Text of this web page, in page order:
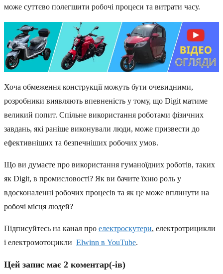
може суттєво полегшити робочі процеси та витрати часу.
Хоча обмеження конструкції можуть бути очевидними,
розробники виявляють впевненість у тому, що Digit матиме
великий попит. Спільне використання роботами фізичних
завдань, які раніше виконували люди, може призвести до
ефективніших та безпечніших робочих умов.
Що ви думаєте про використання гуманоїдних роботів, таких
як Digit, в промисловості? Як ви бачите їхню роль у
вдосконаленні робочих процесів та як це може вплинути на
робочі місця людей?
Підписуйтесь на канал про електроскутери, електротрицикли
і електромотоцикли Elwinn в YouTube.
Цей запис має 2 коментар(-ів)